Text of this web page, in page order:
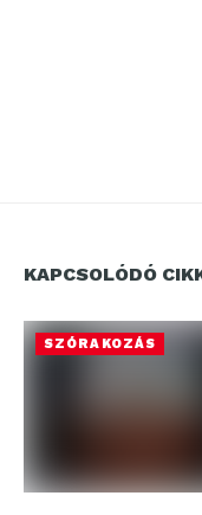
KAPCSOLÓDÓ
SZÓRAKOZÁS